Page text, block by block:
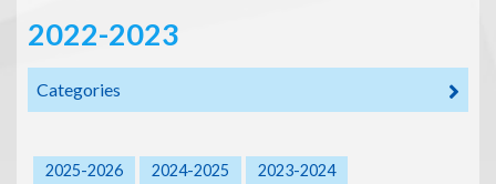
2022-2023
Categories
2025-2026 2024-2025
2023-2024